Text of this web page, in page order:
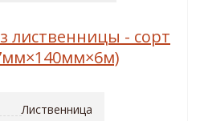
лиственницы - сорт
Лиственница